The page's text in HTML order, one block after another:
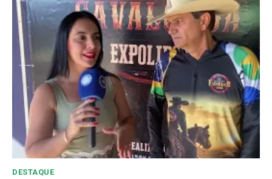
DESTAQUE